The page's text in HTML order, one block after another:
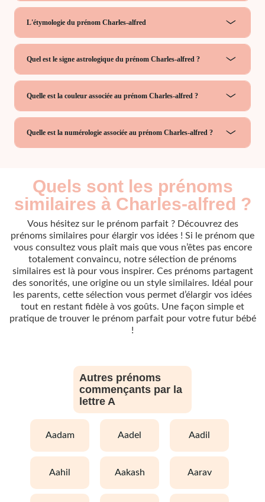
L'étymologie du prénom Charles-alfred
Quel est le signe astrologique du prénom Charles-alfred ?
Quelle est la couleur associée au prénom Charles-alfred ?
Quelle est la numérologie associée au prénom Charles-alfred ?
Quels sont les prénoms
similaires à Charles-alfred ?
Vous hésitez sur le prénom parfait ? Découvrez des
prénoms similaires pour élargir vos idées ! Si le prénom que
vous consultez vous plaît mais que vous n’êtes pas encore
totalement convaincu, notre sélection de prénoms
similaires est là pour vous inspirer. Ces prénoms partagent
des sonorités, une origine ou un style similaires. Idéal pour
les parents, cette sélection vous permet d’élargir vos idées
tout en restant fidèle à vos goûts. Une façon simple et
pratique de trouver le prénom parfait pour votre futur bébé
!
Autres prénoms
commençants par la
lettre A
aadam aadel aadil
aahil aakash aarav